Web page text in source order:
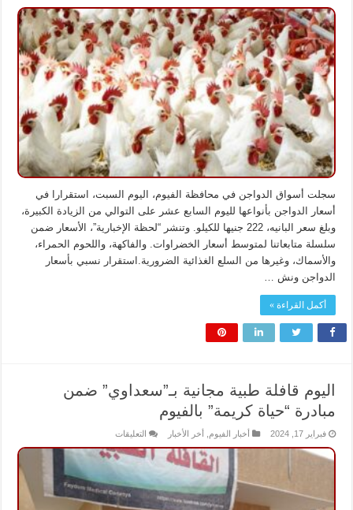
101
جنيها
والبانيه
بـ222
جنيها
تعرف
على
أسعار
الدواجن
بالفيوم
مغلقة
سجلت أسواق الدواجن في محافظة الفيوم، اليوم السبت، استقرارا في
أسعار الدواجن بأنواعها لليوم السابع عشر على التوالي من الزيادة الكبيرة،
وبلغ سعر البانيه، 222 جنيها للكيلو. وتنشر “لحظة الإخبارية”، الأسعار ضمن
سلسلة متابعاتنا لمتوسط أسعار الخضراوات. والفاكهة، واللحوم الحمراء،
والأسماك، وغيرها من السلع الغذائية الضرورية.استقرار نسبي بأسعار
الدواجن ونش …
أكمل القراءة »
اليوم قافلة طبية مجانية بـ”سعداوي” ضمن
مبادرة “حياة كريمة” بالفيوم
فبراير 17, 2024 أخبار الفيوم أخر الأخبار التعليقاتعلى
قافلة
طبية
مجانية
بـ”سعداوي”
ضمن
مبادرة